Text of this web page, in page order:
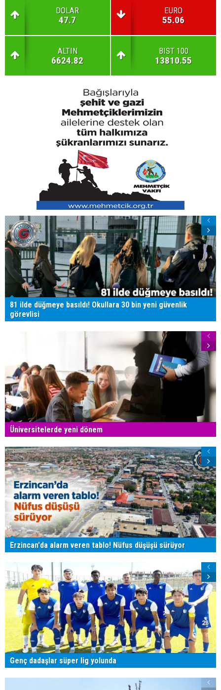
DOLAR
47.7
EURO
55.06
ALTIN
6624.82
BIST 100
13810.55
81 ilde düğmeye basıldı! Okullara 30 bin yeni güvenlik
görevlisi
Üniversitelerde yeni dönem
Erzincan'da alarm veren tablo! Nüfus düşüşü sürüyor
Genç dadaşlar süper lig yolunda